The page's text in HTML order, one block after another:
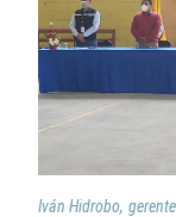
Iván Hidrobo,